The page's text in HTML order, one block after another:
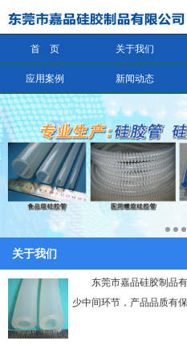
首 页 关于我们
应用案例 新闻动态
关于我们
东莞市嘉品硅胶制品有
少中间环节，产品品质有
信息搜索